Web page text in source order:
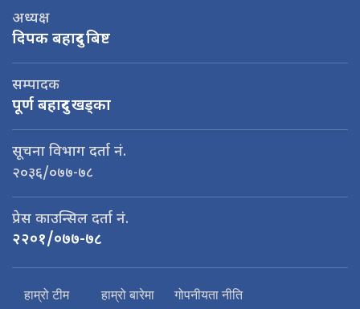
अध्यक्ष
दिपक बहादुर बिष्ट
सम्पादक
पूर्ण बहादुर खड्का
सूचना विभाग दर्ता नं.
२०३६/०७७-७८
प्रेस काउन्सिल दर्ता नं.
२२०१/०७७-७८
हाम्रो टीम हाम्रो बारेमा गोपनीयता नीति